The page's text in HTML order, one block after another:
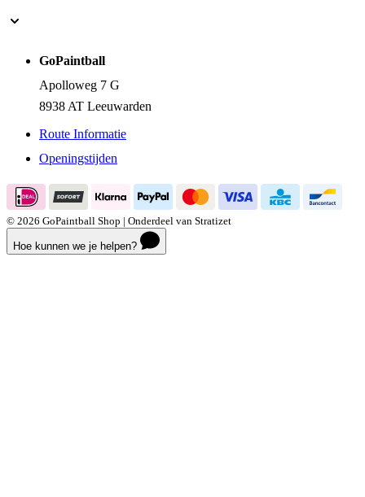
GoPaintball
Apolloweg 7 G
8938 AT Leeuwarden
Route Informatie
Openingstijden
© 2026 GoPaintball Shop | Onderdeel van Stratizet
Hoe kunnen we je helpen?